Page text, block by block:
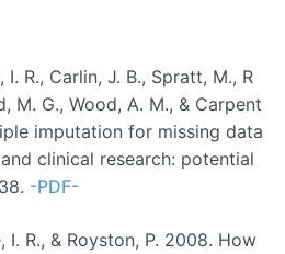
I. R., Carlin, J. B., Spratt, M., R
M. G., Wood, A. M., & Carpent
imputation for missing data
clinical research: potential
-PDF-
I. R., & Royston, P. 2008. How